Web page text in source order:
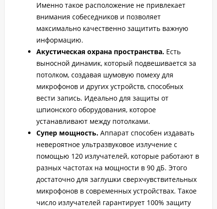
Именно такое расположение не привлекает
внимания собеседников и позволяет
максимально качественно защитить важную
информацию.
Акустическая охрана пространства. Есть
выносной динамик, который подвешивается за
потолком, создавая шумовую помеху для
микрофонов и других устройств, способных
вести запись. Идеально для защиты от
шпионского оборудования, которое
устанавливают между потолками.
Супер мощность. Аппарат способен издавать
невероятное ультразвуковое излучение с
помощью 120 излучателей, которые работают в
разных частотах на мощности в 90 дБ. Этого
достаточно для заглушки сверхчувствительных
микрофонов в современных устройствах. Такое
число излучателей гарантирует 100% защиту